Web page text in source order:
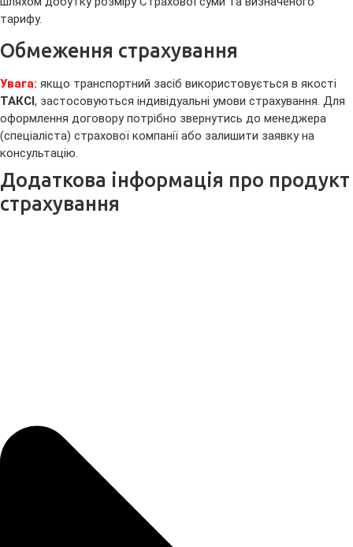
тарифу.
Обмеження страхування
Увага: якщо транспортний засіб використовується в якості
ТАКСІ, застосовуються індивідуальні умови страхування. Для
оформлення договору потрібно звернутись до менеджера
(спеціаліста) страхової компанії або залишити заявку на
консультацію.
Додаткова інформація про продукт
страхування